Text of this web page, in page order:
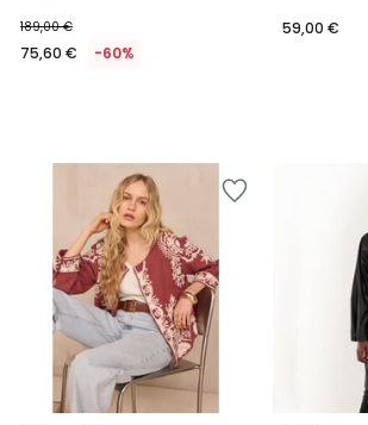
189,00 €
75,60 € -60%
59,00 €